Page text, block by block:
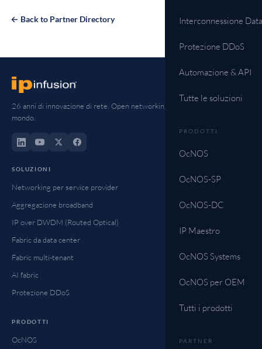
Interconnessione
Protezione DDoS
Automazione & API
Tutte le soluzioni
PRODOTTI
OcNOS
OcNOS-SP
OcNOS-DC
IP Maestro
OcNOS Systems
OcNOS per OEM
Tutti i prodotti
PARTNER
← Back to Partner Directory
26 anni di innovazione di rete. Open networking carrier-grade in tutto il
mondo.
SOLUZIONI
Networking per service provider
Aggregazione broadband
IP over DWDM (Routed Optical)
Fabric da data center
Fabric multi-tenant
AI fabric
Protezione DDoS
PRODOTTI
OcNOS